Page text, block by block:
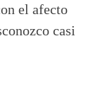
el afecto
casi